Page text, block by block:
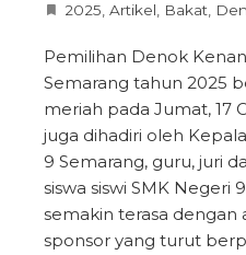
2025 Artikel Bakat
Pemilihan Denok
Semarang tahun 2025
meriah pada Jumat, 17
juga dihadiri oleh
9 Semarang, guru, juri
siswa siswi SMK Negeri
semakin terasa dengan
sponsor yang turut